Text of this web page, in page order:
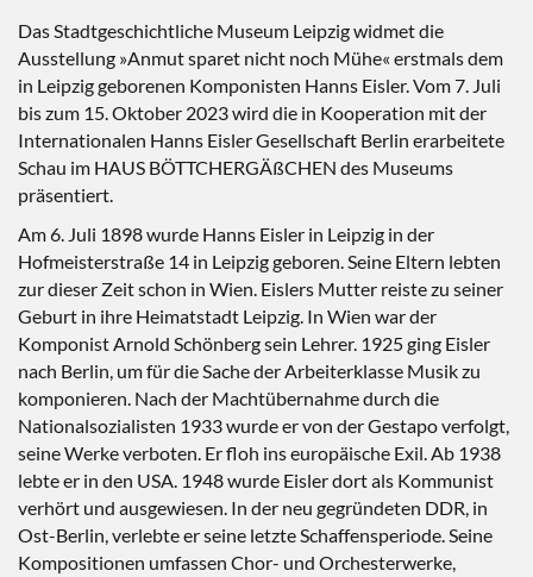
Das Stadtgeschichtliche Museum Leipzig widmet die
Ausstellung »Anmut sparet nicht noch Mühe« erstmals dem
in Leipzig geborenen Komponisten Hanns Eisler. Vom 7. Juli
bis zum 15. Oktober 2023 wird die in Kooperation mit der
Internationalen Hanns Eisler Gesellschaft Berlin erarbeitete
Schau im HAUS BÖTTCHERGÄßCHEN des Museums
präsentiert.
Am 6. Juli 1898 wurde Hanns Eisler in Leipzig in der
Hofmeisterstraße 14 in Leipzig geboren. Seine Eltern lebten
zur dieser Zeit schon in Wien. Eislers Mutter reiste zu seiner
Geburt in ihre Heimatstadt Leipzig. In Wien war der
Komponist Arnold Schönberg sein Lehrer. 1925 ging Eisler
nach Berlin, um für die Sache der Arbeiterklasse Musik zu
komponieren. Nach der Machtübernahme durch die
Nationalsozialisten 1933 wurde er von der Gestapo verfolgt,
seine Werke verboten. Er floh ins europäische Exil. Ab 1938
lebte er in den USA. 1948 wurde Eisler dort als Kommunist
verhört und ausgewiesen. In der neu gegründeten DDR, in
Ost-Berlin, verlebte er seine letzte Schaffensperiode. Seine
Kompositionen umfassen Chor- und Orchesterwerke,